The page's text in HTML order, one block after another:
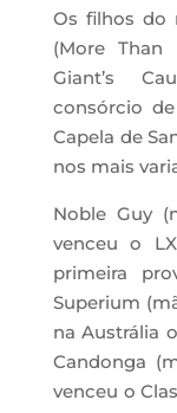
Os filhos do
(More Than
Giant’s
consórcio
Capela de
nos mais
Noble Guy
venceu o
primeira
Superium
na Austrália
Candonga
venceu o